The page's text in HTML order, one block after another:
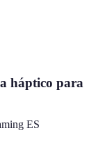
háptico para
ES